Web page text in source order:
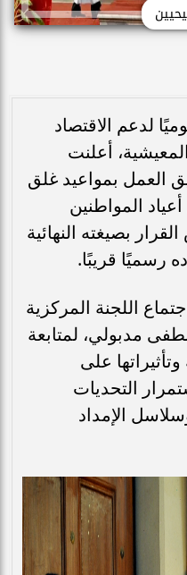
لدعم الاقتصاد
أعلنت
العمل بمواعيد غلق
المواطنين
بصيغته النهائية
رسميًا قريبًا.
اللجنة المركزية
مدبولي، لمتابعة
على
التحديات
الإمداد